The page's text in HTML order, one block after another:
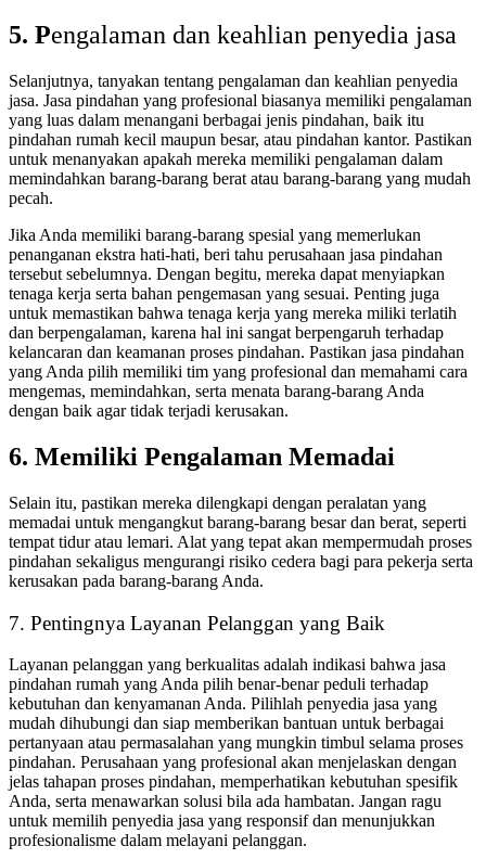
5. Pengalaman dan keahlian penyedia jasa
Selanjutnya, tanyakan tentang pengalaman dan keahlian penyedia
jasa. Jasa pindahan yang profesional biasanya memiliki pengalaman
yang luas dalam menangani berbagai jenis pindahan, baik itu
pindahan rumah kecil maupun besar, atau pindahan kantor. Pastikan
untuk menanyakan apakah mereka memiliki pengalaman dalam
memindahkan barang-barang berat atau barang-barang yang mudah
pecah.
Jika Anda memiliki barang-barang spesial yang memerlukan
penanganan ekstra hati-hati, beri tahu perusahaan jasa pindahan
tersebut sebelumnya. Dengan begitu, mereka dapat menyiapkan
tenaga kerja serta bahan pengemasan yang sesuai. Penting juga
untuk memastikan bahwa tenaga kerja yang mereka miliki terlatih
dan berpengalaman, karena hal ini sangat berpengaruh terhadap
kelancaran dan keamanan proses pindahan. Pastikan jasa pindahan
yang Anda pilih memiliki tim yang profesional dan memahami cara
mengemas, memindahkan, serta menata barang-barang Anda
dengan baik agar tidak terjadi kerusakan.
6. Memiliki Pengalaman Memadai
Selain itu, pastikan mereka dilengkapi dengan peralatan yang
memadai untuk mengangkut barang-barang besar dan berat, seperti
tempat tidur atau lemari. Alat yang tepat akan mempermudah proses
pindahan sekaligus mengurangi risiko cedera bagi para pekerja serta
kerusakan pada barang-barang Anda.
7. Pentingnya Layanan Pelanggan yang Baik
Layanan pelanggan yang berkualitas adalah indikasi bahwa jasa
pindahan rumah yang Anda pilih benar-benar peduli terhadap
kebutuhan dan kenyamanan Anda. Pilihlah penyedia jasa yang
mudah dihubungi dan siap memberikan bantuan untuk berbagai
pertanyaan atau permasalahan yang mungkin timbul selama proses
pindahan. Perusahaan yang profesional akan menjelaskan dengan
jelas tahapan proses pindahan, memperhatikan kebutuhan spesifik
Anda, serta menawarkan solusi bila ada hambatan. Jangan ragu
untuk memilih penyedia jasa yang responsif dan menunjukkan
profesionalisme dalam melayani pelanggan.